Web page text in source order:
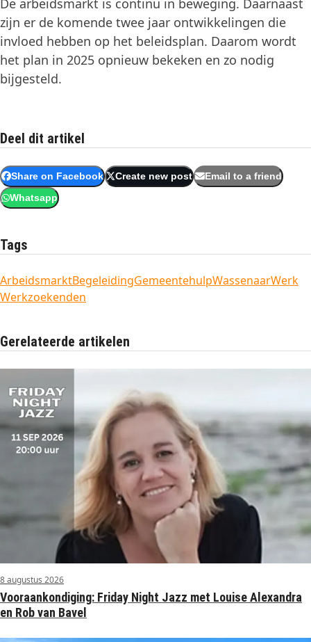
zijn er de komende twee jaar ontwikkelingen die
invloed hebben op het beleidsplan. Daarom wordt
het plan in 2025 opnieuw bekeken en zo nodig
bijgesteld.
Deel dit artikel
Share on Facebook Create new post Email to a friend
Whatsapp
Tags
ArbeidsmarktBegeleidingGemeentehulpWassenaarWerk
Werkzoekenden
Gerelateerde artikelen
8 augustus 2026
Vooraankondiging: Friday Night Jazz met Louise Alexandra
en Rob van Bavel